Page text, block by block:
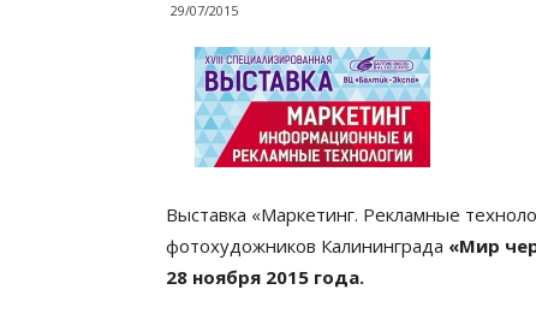
29/07/2015
Выставка «Маркетинг. Рекламные
фотохудожников Калининграда «Мир
28 ноября 2015 года.